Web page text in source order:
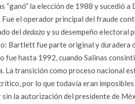
“ganó” la elección de 1988 y sucedió
el operador principal del fraude
del dedazo y su desempeño electoral
Bartlett fue parte original y duradera
fue hasta 1992, cuando Salinas
La transición como proceso nacional
por lo que todavía eran
la autorización del presidente de